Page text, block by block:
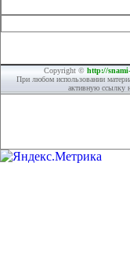
Copyright © http://
При любом использовании
активную ссылку